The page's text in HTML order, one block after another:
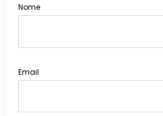
Nome
Email